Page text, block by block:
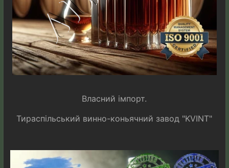
Власний імпорт.
Тираспільський винно-коньячний завод "KVINT"